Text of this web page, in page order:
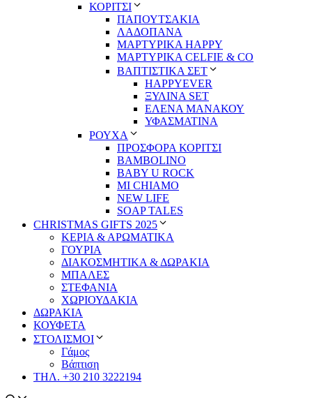
ΚΟΡΙΤΣΙ
ΠΑΠΟΥΤΣΑΚΙΑ
ΛΑΔΟΠΑΝΑ
ΜΑΡΤΥΡΙΚΑ HAPPY
ΜΑΡΤΥΡΙΚΑ CELFIE & CO
ΒΑΠΤΙΣΤΙΚΑ ΣΕΤ
HAPPYEVER
ΞΥΛΙΝΑ SET
ΕΛΕΝΑ ΜΑΝΑΚΟΥ
ΥΦΑΣΜΑΤΙΝΑ
ΡΟΥΧΑ
ΠΡΟΣΦΟΡΑ ΚΟΡΙΤΣΙ
BAMBOLINO
BABY U ROCK
MI CHIAMO
NEW LIFE
SOAP TALES
CHRISTMAS GIFTS 2025
ΚΕΡΙΑ & ΑΡΩΜΑΤΙΚΑ
ΓΟΥΡΙΑ
ΔΙΑΚΟΣΜΗΤΙΚΑ & ΔΩΡΑΚΙΑ
ΜΠΑΛΕΣ
ΣΤΕΦΑΝΙΑ
ΧΩΡΙΟΥΔΑΚΙΑ
ΔΩΡΑΚΙΑ
ΚΟΥΦΕΤΑ
ΣΤΟΛΙΣΜΟΙ
Γάμος
Βάπτιση
ΤΗΛ. +30 210 3222194